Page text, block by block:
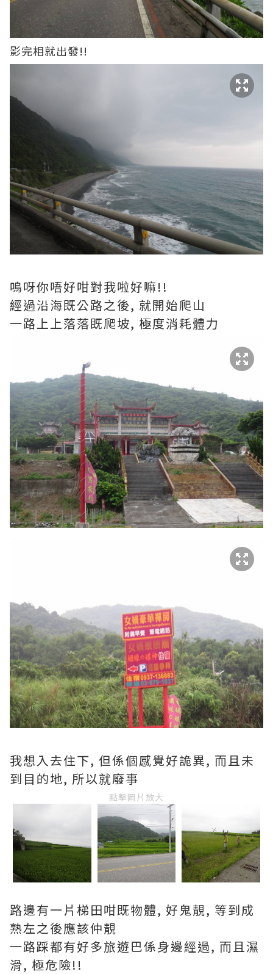
影完相就出發!!
嗚呀你唔好咁對我啦好嘛!!
經過沿海既公路之後, 就開始爬山
一路上上落落既爬坡, 極度消耗體力
我想入去住下, 但係個感覺好詭異, 而且未
到目的地, 所以就廢事
點擊圖片放大
路邊有一片梯田咁既物體, 好鬼靚, 等到成
熟左之後應該仲靚
一路踩都有好多旅遊巴係身邊經過, 而且濕
滑, 極危險!!